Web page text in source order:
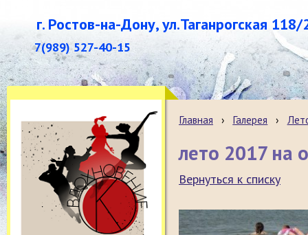
г. Ростов-на-Дону, ул.Таганрогская 118/
7(989) 527-40-15
Главная › Галерея ›
лето 2017 на
Вернуться к списку